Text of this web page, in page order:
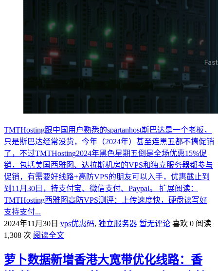
TMTHosting跟中国用户熟悉的spartanhost斯巴达是一个老板，
只是斯巴达经常没货，今年（2024年）甚至连黑五都不搞促销
了，不过TMTHosting2024年黑色星期五倒是全场优惠15%促
销，包括美国西雅图、达拉斯机房的VPS和独立服务器都参与
促销，有需要好线路+高防VPS的朋友可以入手，优惠截止到
到11月30日，持支付宝、微信支付、Paypal。 扩展阅读：
TMTHosting西雅图高防VPS测评：上传速度快，硬盘读写好
支持支付...
2024年11月30日 vps优惠码, 独立服务器 暂无评论 喜欢 0 阅读
1,308 次 阅读全文
萝卜数据新增香港大宽带优化线路：香